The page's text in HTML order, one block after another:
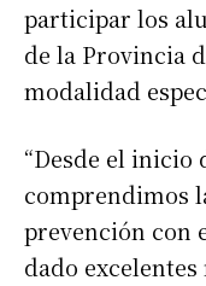
participar los
de la Provincia
modalidad
“Desde el inicio
comprendimos
prevención con
dado